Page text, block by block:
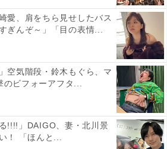
愛、肩をちら見せしたバス
ぎんぞ～」「目の表情...
空気階段・鈴木もぐら、マ
のビフォーアフタ...
!!!!」DAIGO、妻・北川景
！ 「ほんと...